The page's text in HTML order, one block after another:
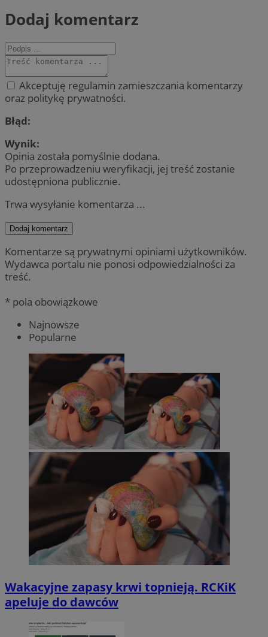
Dodaj komentarz
Akceptuję regulamin zamieszczania komentarzy
oraz politykę prywatności.
Błąd:
Wynik:
Opinia została pomyślnie dodana.
Po przeprowadzeniu weryfikacji, jej treść zostanie
udostępniona publicznie.
Trwa wysyłanie komentarza ...
Dodaj komentarz
Komentarze są prywatnymi opiniami użytkowników.
Wydawca portalu nie ponosi odpowiedzialności za
treść.
* pola obowiązkowe
Najnowsze
Popularne
Wakacyjne zapasy krwi topnieją. RCKiK
apeluje do dawców